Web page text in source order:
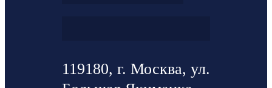
119180, г. Москва, ул.